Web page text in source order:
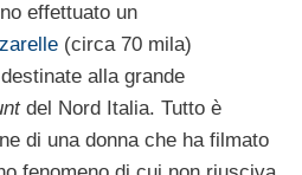
effettuato un
(circa 70 mila)
alla grande
del Nord Italia. Tutto è
di una donna che ha filmato